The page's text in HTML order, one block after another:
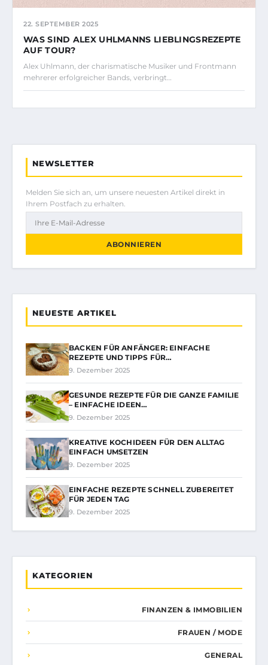
22. SEPTEMBER 2025
WAS SIND ALEX UHLMANNS LIEBLINGSREZEPTE
AUF TOUR?
Alex Uhlmann, der charismatische Musiker und Frontmann
mehrerer erfolgreicher Bands, verbringt…
NEWSLETTER
Melden Sie sich an, um unsere neuesten Artikel direkt in
Ihrem Postfach zu erhalten.
ABONNIEREN
NEUESTE ARTIKEL
BACKEN FÜR ANFÄNGER: EINFACHE
REZEPTE UND TIPPS FÜR…
9. Dezember 2025
GESUNDE REZEPTE FÜR DIE GANZE FAMILIE
– EINFACHE IDEEN…
9. Dezember 2025
KREATIVE KOCHIDEEN FÜR DEN ALLTAG
EINFACH UMSETZEN
9. Dezember 2025
EINFACHE REZEPTE SCHNELL ZUBEREITET
FÜR JEDEN TAG
9. Dezember 2025
KATEGORIEN
FINANZEN & IMMOBILIEN
FRAUEN / MODE
GENERAL